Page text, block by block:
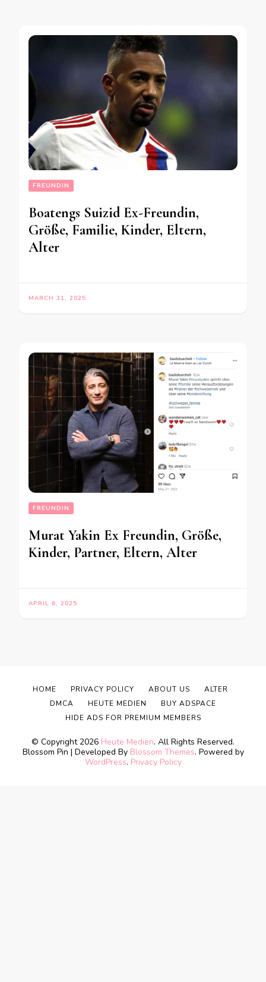
FREUNDIN
Boatengs Suizid Ex-Freundin,
Größe, Familie, Kinder, Eltern,
Alter
MARCH 31, 2025
FREUNDIN
Murat Yakin Ex Freundin, Größe,
Kinder, Partner, Eltern, Alter
APRIL 6, 2025
© Copyright 2026 Heute Medien. All Rights Reserved.
Blossom Pin | Developed By Blossom Themes. Powered by
WordPress. Privacy Policy
HOME PRIVACY POLICY ABOUT US
ALTER
DMCA
HEUTE MEDIEN
BUY ADSPACE
HIDE ADS FOR PREMIUM MEMBERS